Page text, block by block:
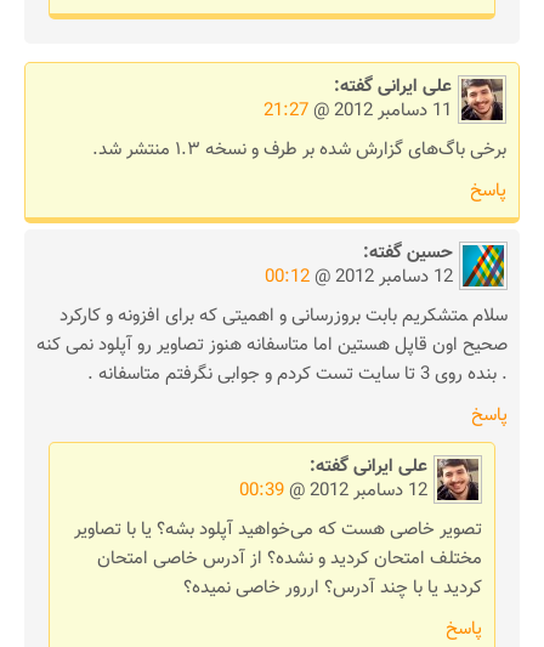
علی ایرانیگفته:
11 دسامبر 2012 @
21:27
برخی باگ‌های گزارش شده بر طرف و نسخه ۱.۳ منتشر شد.
پاسخ
حسینگفته:
12 دسامبر 2012 @
00:12
سلام ‍متشکریم بابت بروزرسانی و اهمیتی که برای افزونه و کارکرد
صحیح اون قاپل هستین اما متاسفانه هنوز تصاویر رو آپلود نمی کنه
. بنده روی 3 تا سایت تست کردم و جوابی نگرفتم متاسفانه .
پاسخ
علی ایرانیگفته:
12 دسامبر 2012 @
00:39
تصویر خاصی هست که می‌خواهید آپلود بشه؟ یا با تصاویر
مختلف امتحان کردید و نشده؟ از آدرس خاصی امتحان
کردید یا با چند آدرس؟ اررور خاصی نمیده؟
پاسخ